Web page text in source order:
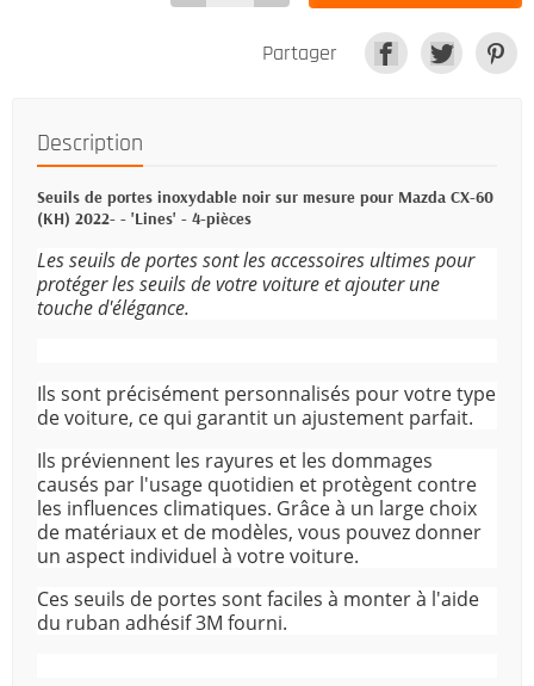
Partager
Description
Seuils de portes inoxydable noir sur mesure pour Mazda CX-60
(KH) 2022- - 'Lines' - 4-pièces
Les seuils de portes sont les accessoires ultimes pour
protéger les seuils de votre voiture et ajouter une
touche d'élégance.
Ils sont précisément personnalisés pour votre type
de voiture, ce qui garantit un ajustement parfait.
Ils préviennent les rayures et les dommages
causés par l'usage quotidien et protègent contre
les influences climatiques. Grâce à un large choix
de matériaux et de modèles, vous pouvez donner
un aspect individuel à votre voiture.
Ces seuils de portes sont faciles à monter à l'aide
du ruban adhésif 3M fourni.